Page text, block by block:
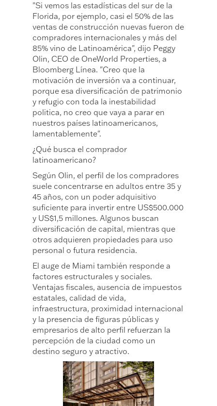
"Si vemos las estadísticas del sur de la
Florida, por ejemplo, casi el 50% de las
ventas de construcción nuevas fueron de
compradores internacionales y más del
85% vino de Latinoamérica", dijo Peggy
Olin, CEO de OneWorld Properties, a
Bloomberg Línea. "Creo que la
motivación de inversión va a continuar,
porque esa diversificación de patrimonio
y refugio con toda la inestabilidad
politica, no creo que vaya a parar en
nuestros países latinoamericanos,
lamentablemente".
¿Qué busca el comprador
latinoamericano?
Según Olin, el perfil de los compradores
suele concentrarse en adultos entre 35 y
45 años, con un poder adquisitivo
suficiente para invertir entre US$500.000
y US$1,5 millones. Algunos buscan
diversificación de capital, mientras que
otros adquieren propiedades para uso
personal o futura residencia.
El auge de Miami también responde a
factores estructurales y sociales.
Ventajas fiscales, ausencia de impuestos
estatales, calidad de vida,
infraestructura, proximidad internacional
y la presencia de figuras públicas y
empresarios de alto perfil refuerzan la
percepción de la ciudad como un
destino seguro y atractivo.